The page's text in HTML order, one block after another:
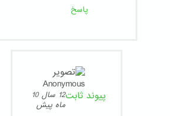
پاسخ
پیوند ثابت
12 سال 10
ماه پیش